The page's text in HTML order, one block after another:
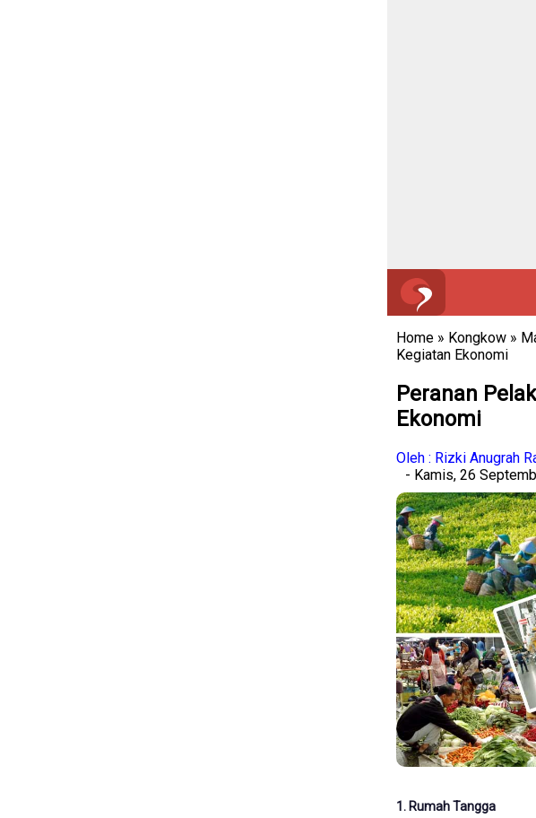
Home » Kongkow »
Kegiatan Ekonomi
Peranan
Ekonomi
Oleh : Rizki Anugrah
- Kamis, 26
1. Rumah Tangga